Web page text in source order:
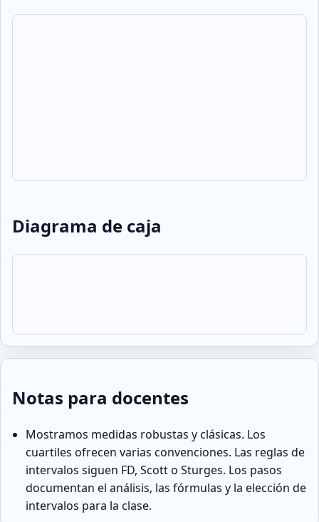
Diagrama de caja
Notas para docentes
Mostramos medidas robustas y clásicas. Los
cuartiles ofrecen varias convenciones. Las reglas de
intervalos siguen FD, Scott o Sturges. Los pasos
documentan el análisis, las fórmulas y la elección de
intervalos para la clase.